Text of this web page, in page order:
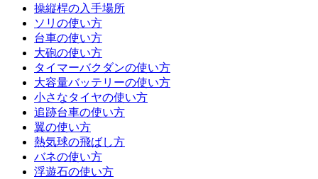
操縦桿の入手場所
ソリの使い方
台車の使い方
大砲の使い方
タイマーバクダンの使い方
大容量バッテリーの使い方
小さなタイヤの使い方
追跡台車の使い方
翼の使い方
熱気球の飛ばし方
バネの使い方
浮遊石の使い方